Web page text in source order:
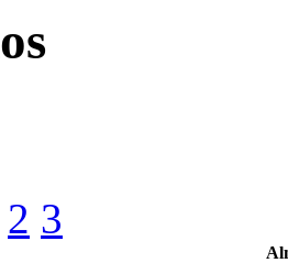
2 3